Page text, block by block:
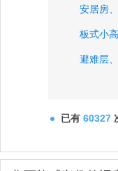
安居房、
板式小高
避难层、
已有 60327